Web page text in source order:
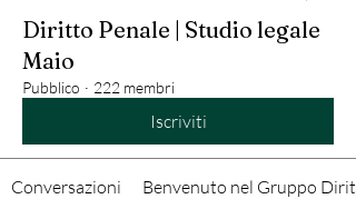
Diritto Penale | Studio legale
Maio
Pubblico · 222 membri
Iscriviti
Conversazioni Benvenuto nel Gruppo